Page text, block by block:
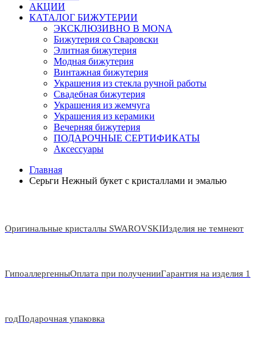
АКЦИИ
КАТАЛОГ БИЖУТЕРИИ
ЭКСКЛЮЗИВНО В MONA
Бижутерия со Сваровски
Элитная бижутерия
Модная бижутерия
Винтажная бижутерия
Украшения из стекла ручной работы
Свадебная бижутерия
Украшения из жемчуга
Украшения из керамики
Вечерняя бижутерия
ПОДАРОЧНЫЕ СЕРТИФИКАТЫ
Аксессуары
Главная
Серьги Нежный букет с кристаллами и эмалью
Оригинальные кристаллы SWAROVSKIИзделия не темнеют
ГипоаллергенныОплата при полученииГарантия на изделия 1
годПодарочная упаковка